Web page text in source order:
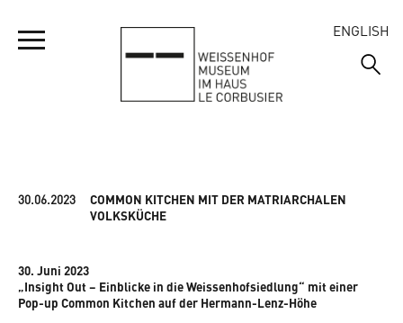
ÖFFNUNGSZEITEN
EINTRITTSPREISE
MUSEUM
AUSSTELLUNGSRUNDGANG
WILLKOMMEN
VERANSTALTUNGEN
ENGLISH
30.06.2023
COMMON KITCHEN MIT DER MATRIARCHALEN
VOLKSKÜCHE
30. Juni 2023
„Insight Out – Einblicke in die Weissenhofsiedlung“ mit einer
Pop-up Common Kitchen auf der Hermann-Lenz-Höhe